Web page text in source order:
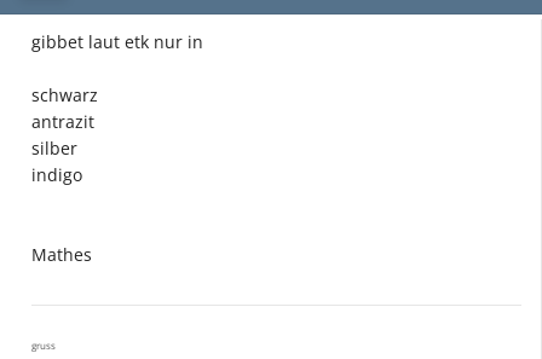
gibbet laut etk nur in
schwarz
antrazit
silber
indigo
Mathes
gruss